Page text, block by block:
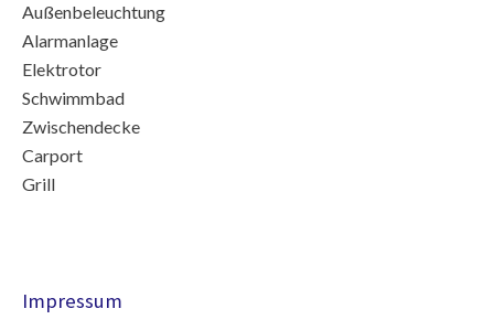
Außenbeleuchtung
Alarmanlage
Elektrotor
Schwimmbad
Zwischendecke
Carport
Grill
Impressum